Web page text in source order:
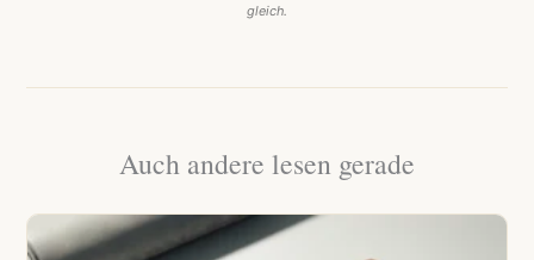
gleich.
Auch andere lesen gerade